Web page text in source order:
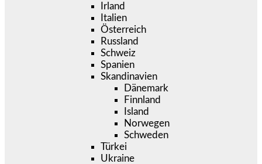
Irland
Italien
Österreich
Russland
Schweiz
Spanien
Skandinavien
Dänemark
Finnland
Island
Norwegen
Schweden
Türkei
Ukraine